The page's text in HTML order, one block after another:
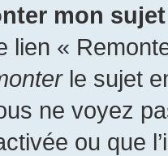
mon
lien «
le sujet
ne voyez
ou que